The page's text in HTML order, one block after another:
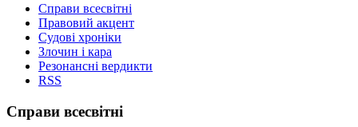
Справи всесвітні
Правовий акцент
Судові хроніки
Злочин і кара
Резонансні вердикти
RSS
Справи всесвітні